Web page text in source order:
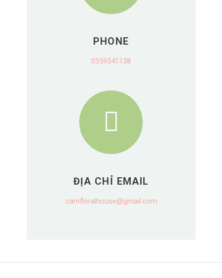
PHONE
0359341138
ĐỊA CHỈ EMAIL
camfloralhouse@gmail.com